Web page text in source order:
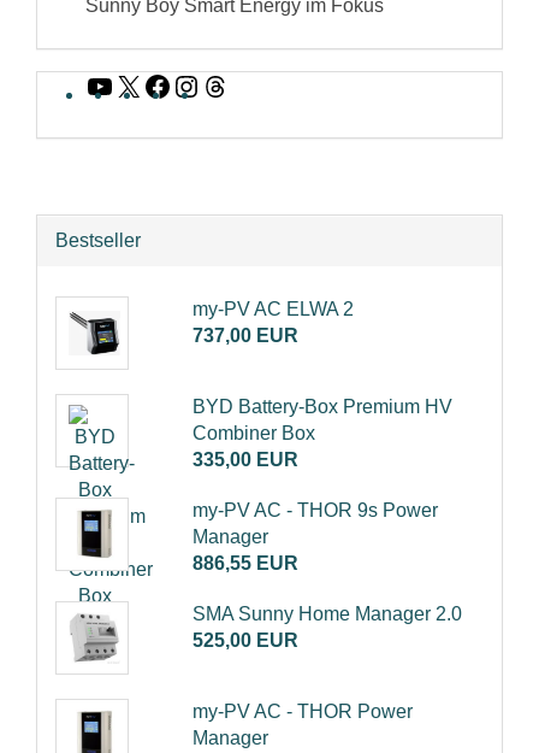
Sunny Boy Smart Energy im Fokus
YouTube
X Facebook
Instagram
Bestseller
my-PV AC ELWA 2
737,00 EUR
BYD Battery-Box Premium HV
Combiner Box
335,00 EUR
my-PV AC - THOR 9s Power
Manager
886,55 EUR
SMA Sunny Home Manager 2.0
525,00 EUR
my-PV AC - THOR Power
Manager